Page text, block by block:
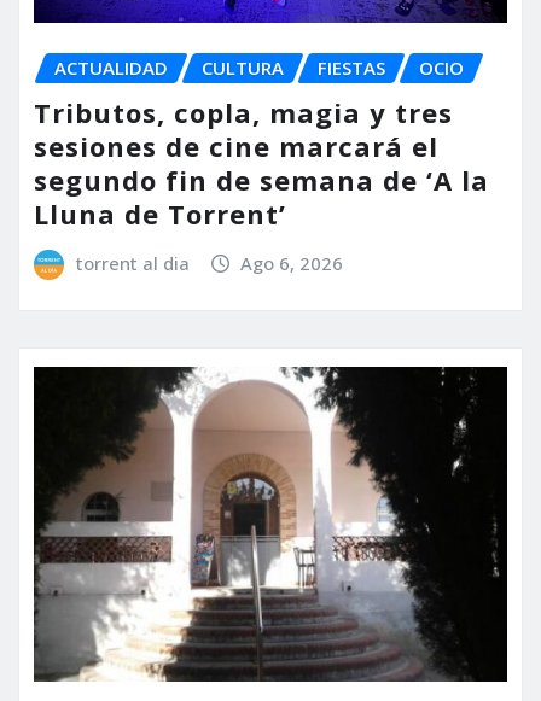
ACTUALIDAD CULTURA FIESTAS OCIO
Tributos, copla, magia y tres
sesiones de cine marcará el
segundo fin de semana de ‘A la
Lluna de Torrent’
torrent al dia Ago 6, 2026